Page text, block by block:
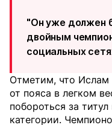
"Он уже должен
двойным
социальных
Отметим, что Ислам
от пояса в легком
побороться за
категории.